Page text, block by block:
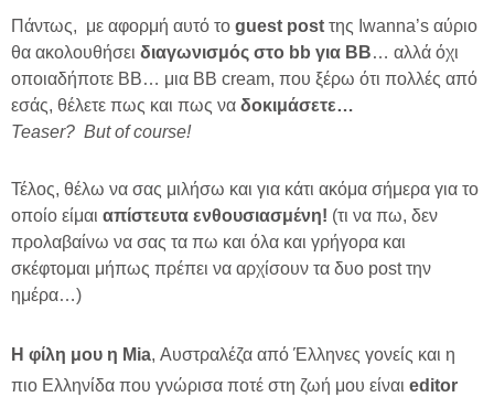
Πάντως, με αφορμή αυτό το guest post της Iwanna’s αύριο
θα ακολουθήσει διαγωνισμός στο bb για ΒΒ… αλλά όχι
οποιαδήποτε ΒΒ… μια BB cream, που ξέρω ότι πολλές από
εσάς, θέλετε πως και πως να δοκιμάσετε…
Teaser? But of course!
Τέλος, θέλω να σας μιλήσω και για κάτι ακόμα σήμερα για το
οποίο είμαι απίστευτα ενθουσιασμένη! (τι να πω, δεν
προλαβαίνω να σας τα πω και όλα και γρήγορα και
σκέφτομαι μήπως πρέπει να αρχίσουν τα δυο post την
ημέρα…)
H φίλη μου η Mia, Αυστραλέζα από Έλληνες γονείς και η
πιο Ελληνίδα που γνώρισα ποτέ στη ζωή μου είναι editor